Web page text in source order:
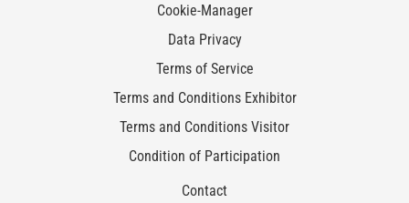
Cookie-Manager
Data Privacy
Terms of Service
Terms and Conditions Exhibitor
Terms and Conditions Visitor
Condition of Participation
Contact